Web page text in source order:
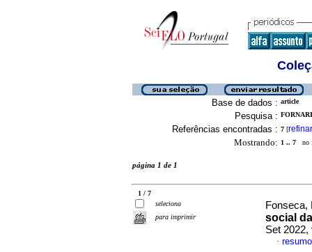
Base de dados : article
Pesquisa :
Referências encontradas : 7 [refinar
Mostrando: 1 .. 7 no
página 1 de 1
1 / 7
seleciona
para imprimir
Fonseca,
social
Set 2022,
·